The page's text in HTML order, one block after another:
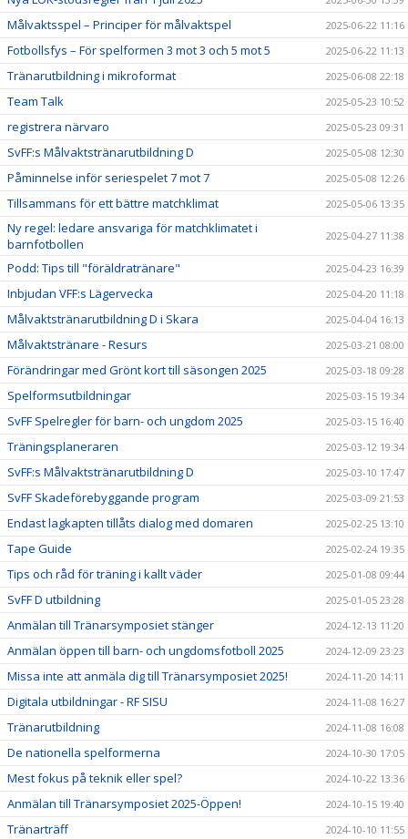
Målvaktsspel – Principer för målvaktspel 2025-06-22 11:16
Fotbollsfys – För spelformen 3 mot 3 och 5 mot 5 2025-06-22 11:13
Tränarutbildning i mikroformat 2025-06-08 22:18
Team Talk 2025-05-23 10:52
registrera närvaro 2025-05-23 09:31
SvFF:s Målvaktstränarutbildning D 2025-05-08 12:30
Påminnelse inför seriespelet 7 mot 7 2025-05-08 12:26
Tillsammans för ett bättre matchklimat 2025-05-06 13:35
Ny regel: ledare ansvariga för matchklimatet i
barnfotbollen
2025-04-27 11:38
Podd: Tips till "föräldratränare" 2025-04-23 16:39
Inbjudan VFF:s Lägervecka 2025-04-20 11:18
Målvaktstränarutbildning D i Skara 2025-04-04 16:13
Målvaktstränare - Resurs 2025-03-21 08:00
Förändringar med Grönt kort till säsongen 2025 2025-03-18 09:28
Spelformsutbildningar 2025-03-15 19:34
SvFF Spelregler för barn- och ungdom 2025 2025-03-15 16:40
Träningsplaneraren 2025-03-12 19:34
SvFF:s Målvaktstränarutbildning D 2025-03-10 17:47
SvFF Skadeförebyggande program 2025-03-09 21:53
Endast lagkapten tillåts dialog med domaren 2025-02-25 13:10
Tape Guide 2025-02-24 19:35
Tips och råd för träning i kallt väder 2025-01-08 09:44
SvFF D utbildning 2025-01-05 23:28
Anmälan till Tränarsymposiet stänger 2024-12-13 11:20
Anmälan öppen till barn- och ungdomsfotboll 2025 2024-12-09 23:23
Missa inte att anmäla dig till Tränarsymposiet 2025! 2024-11-20 14:11
Digitala utbildningar - RF SISU 2024-11-08 16:27
Tränarutbildning 2024-11-08 16:08
De nationella spelformerna 2024-10-30 17:05
Mest fokus på teknik eller spel? 2024-10-22 13:36
Anmälan till Tränarsymposiet 2025-Öppen! 2024-10-15 19:40
Tränarträff 2024-10-10 11:55